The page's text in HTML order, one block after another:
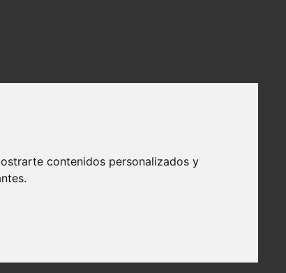
contenidos personalizados y